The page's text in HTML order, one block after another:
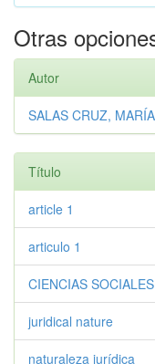
Otras
Autor
SALAS CRUZ,
Título
article 1
articulo 1
CIENCIAS
juridical nature
naturaleza jurídica